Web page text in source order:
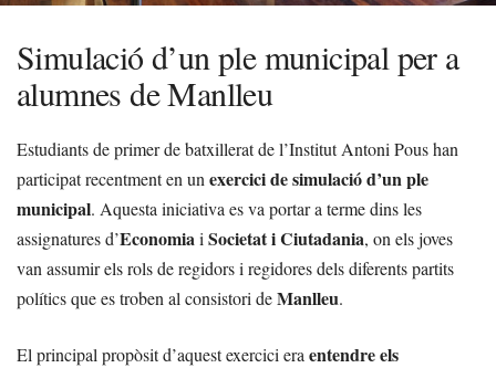
Simulació d’un ple municipal per a
alumnes de Manlleu
Estudiants de primer de batxillerat de l’Institut Antoni Pous han
participat recentment en un exercici de simulació d’un ple
municipal. Aquesta iniciativa es va portar a terme dins les
assignatures d’Economiai Societat i Ciutadania, on els joves
van assumir els rols de regidors i regidores dels diferents partits
polítics que es troben al consistori deManlleu.
El principal propòsit d’aquest exercici era entendre els